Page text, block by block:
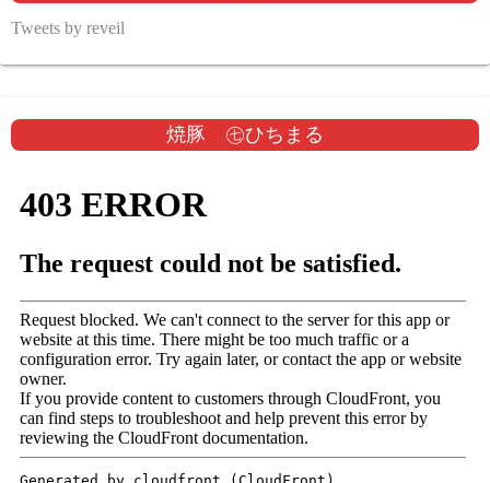
Tweets by reveil
焼豚 ㊆ひちまる